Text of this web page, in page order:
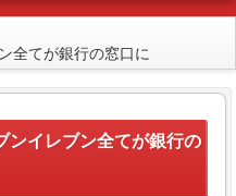
全てが銀行の窓口に
ンイレブン全てが銀行の